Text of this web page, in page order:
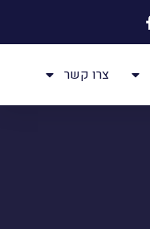
צרו קשר